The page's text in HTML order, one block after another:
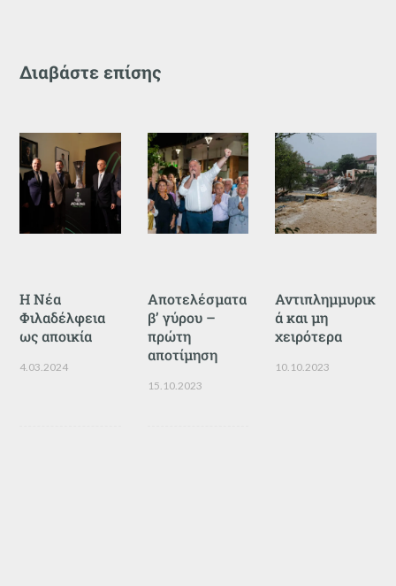
Διαβάστε επίσης
Η Νέα
Φιλαδέλφεια
ως αποικία
4.03.2024
Αποτελέσματα
β’ γύρου –
πρώτη
αποτίμηση
15.10.2023
Αντιπλημμυρικ
ά και μη
χειρότερα
10.10.2023